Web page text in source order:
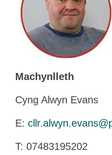
Machynlleth
Cyng Alwyn Evans
E:
T: 07483195202